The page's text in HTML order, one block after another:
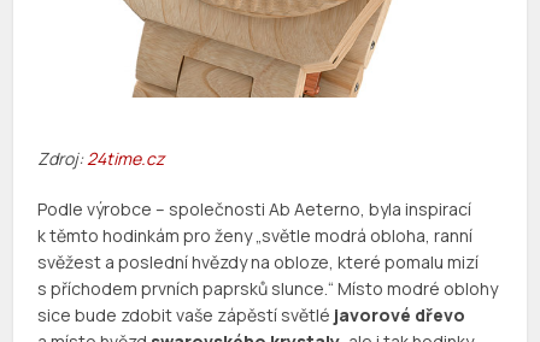
Zdroj:24time.cz
Podle výrobce – společnosti Ab Aeterno, byla inspirací
k těmto hodinkám pro ženy „světle modrá obloha, ranní
svěžest a poslední hvězdy na obloze, které pomalu mizí
s příchodem prvních paprsků slunce.“ Místo modré oblohy
sice bude zdobit vaše zápěstí světlé javorové dřevo